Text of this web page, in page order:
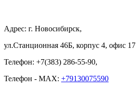
Адрес: г. Новосибирск,
ул.Станционная 46Б, корпус 4, офис 17
Телефон: +7(383) 286-55-90,
Телефон - MAX: +79130075590